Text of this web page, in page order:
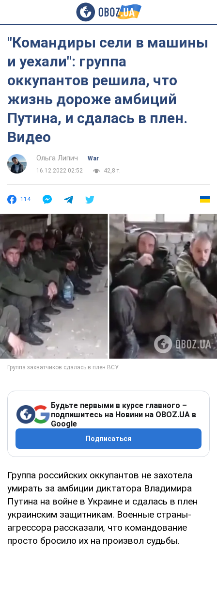
"Командиры сели в машины
и уехали": группа
оккупантов решила, что
жизнь дороже амбиций
Путина, и сдалась в плен.
Видео
Ольга Липич
War
16.12.2022 02:52
42,8 т.
114
Будьте первыми в курсе главного –
подпишитесь на Новини на OBOZ.UA в
Google
Подписаться
Группа российских оккупантов не захотела
умирать за амбиции диктатора Владимира
Путина на войне в Украине и сдалась в плен
украинским защитникам. Военные страны-
агрессора рассказали, что командование
просто бросило их на произвол судьбы.